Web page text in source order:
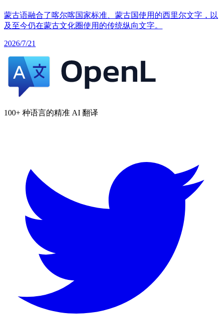
蒙古语融合了喀尔喀国家标准、蒙古国使用的西里尔文字，以
及至今仍在蒙古文化圈使用的传统纵向文字。
2026/7/21
100+ 种语言的精准 AI 翻译